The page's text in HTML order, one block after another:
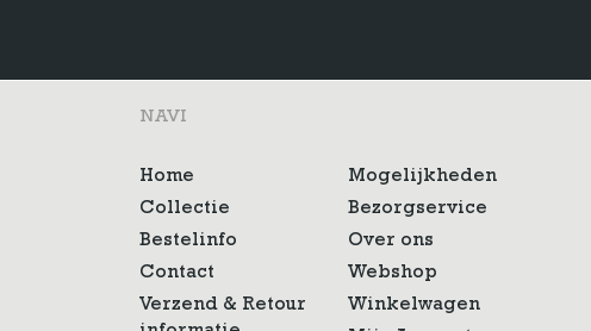
NAVI
Home
Mogelijkheden
Collectie
Bezorgservice
Bestelinfo
Over ons
Contact
Webshop
Verzend & Retour
Winkelwagen